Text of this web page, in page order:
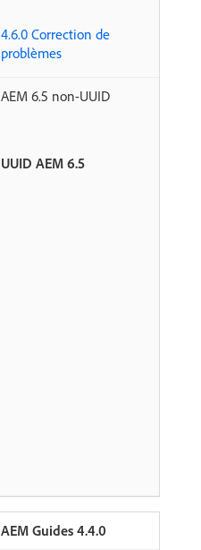
4.6.0 Correction de
problèmes
AEM 6.5 non-UUID
UUID AEM 6.5
AEM Guides 4.4.0